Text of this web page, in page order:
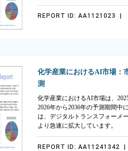
REPORT ID: AA1121023 |
化学産業におけるAI市場：
測
化学産業におけるAI市場は、
2026年から2036年の予測期間中
は、デジタルトランスフォーメ
より急速に拡大しています。
REPORT ID: AA11241342